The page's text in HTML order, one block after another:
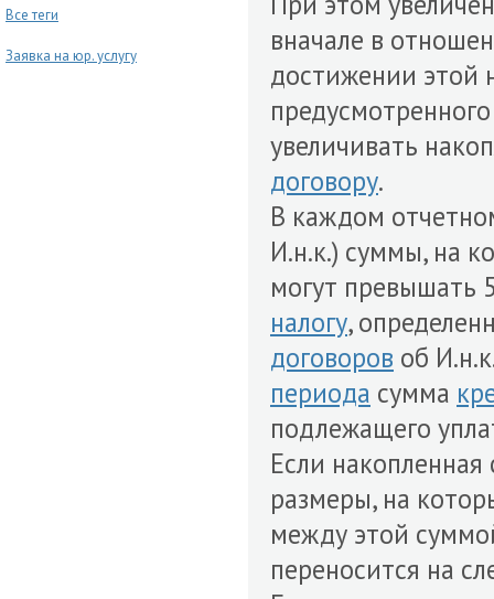
Все теги
Заявка на юр. услугу
вначале в
достижении этой
увеличивать
договору.
В каждом
И.н.к.) суммы, на
могут превышать
налогу,
договоров об
периода сумма
подлежащего
Если
размеры, на
между этой
переносится на